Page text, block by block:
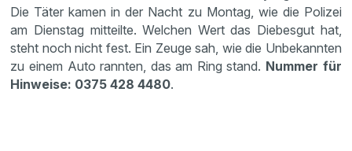
Die Täter kamen in der Nacht zu Montag, wie die Polizei
am Dienstag mitteilte. Welchen Wert das Diebesgut hat,
steht noch nicht fest. Ein Zeuge sah, wie die Unbekannten
zu einem Auto rannten, das am Ring stand. Nummer für
Hinweise: 0375 428 4480.